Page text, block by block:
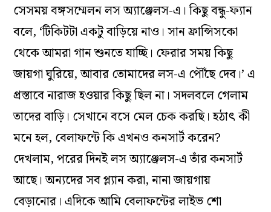
সেসময় বঙ্গসম্মেলন লস অ‌্যাঞ্জেলস-এ। কিছু বন্ধু-ফ‌্যান
বলে, ‘টিকিটটা একটু বাড়িয়ে নাও। সান ফ্রান্সিসকো
থেকে আমরা গান শুনতে যাচ্ছি। ফেরার সময় কিছু
জায়গা ঘুরিয়ে, আবার তোমাদের লস-এ পৌঁছে দেব।’ এ
প্রস্তাবে নারাজ হওয়ার কিছু ছিল না। সদলবলে গেলাম
তাদের বাড়ি। সেখানে বসে মেল চেক করছি। হঠাৎ কী
মনে হল, বেলাফন্টে কি এখনও কনসার্ট করেন?
দেখলাম, পরের দিনই লস অ্যাঞ্জেলস-এ তাঁর কনসার্ট
আছে। অন্যদের সব প্ল্যান করা, নানা জায়গায়
বেড়ানোর। এদিকে আমি বেলাফন্টের লাইভ শো